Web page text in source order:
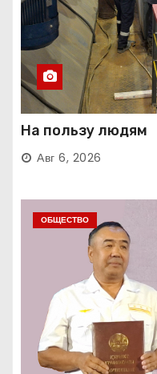
На пользу людям
Авг 6, 2026
ОБЩЕСТВО